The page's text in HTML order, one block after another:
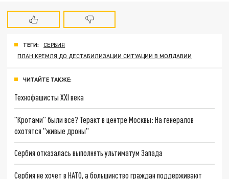
ТЕГИ:
СЕРБИЯ
ПЛАН КРЕМЛЯ ДО ДЕСТАБИЛИЗАЦИИ СИТУАЦИИ В МОЛДАВИИ
ЧИТАЙТЕ ТАКЖЕ:
Технофашисты XXI века
"Кротами" были все? Теракт в центре Москвы: На генералов
охотятся "живые дроны"
Сербия отказалась выполнять ультиматум Запада
Сербия не хочет в НАТО, а большинство граждан поддерживают